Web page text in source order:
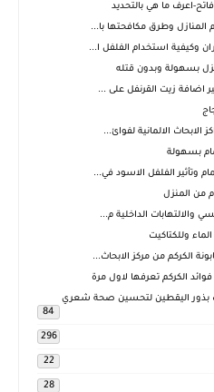
اعرف ما هي بالتحديد
المنازل وطرق مكافحتها با...
وكيفية استخدام الفلفل ا...
بسهولة وبدون قتله
اضافة زيت القرنفل على ...
الابحاث الالمانية لفوائ...
بسهولة
وتأثير الفلفل الاسود في...
من المنزل
والالتهابات الداخلية م...
وللكتاكيت
الكركم من مركز الابحاث...
الكركم تعرفها لاول مرة
بذور اليقطين لتحسين صحة شعري
84
296
22
28